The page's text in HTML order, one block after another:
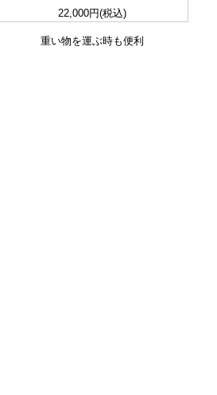
22,000円(税込)
重い物を運ぶ時も便利